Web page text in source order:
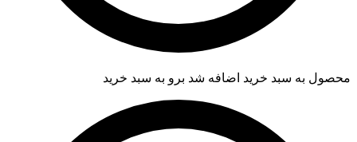
محصول به سبد خرید اضافه شد برو به سبد خرید